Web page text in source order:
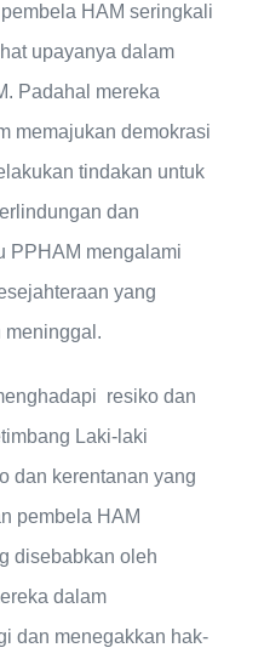
HAM seringkali
upayanya dalam
Padahal mereka
memajukan demokrasi
tindakan untuk
dan
PPHAM mengalami
yang
meninggal.
resiko dan
Laki-laki
dan kerentanan yang
pembela HAM
disebabkan oleh
dalam
dan menegakkan hak-